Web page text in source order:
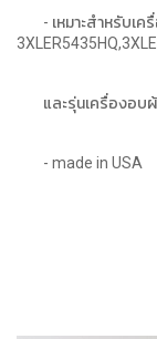
- เหมาะสำหรับเค
และรุ่นเครื่องอบผ้
- made in USA